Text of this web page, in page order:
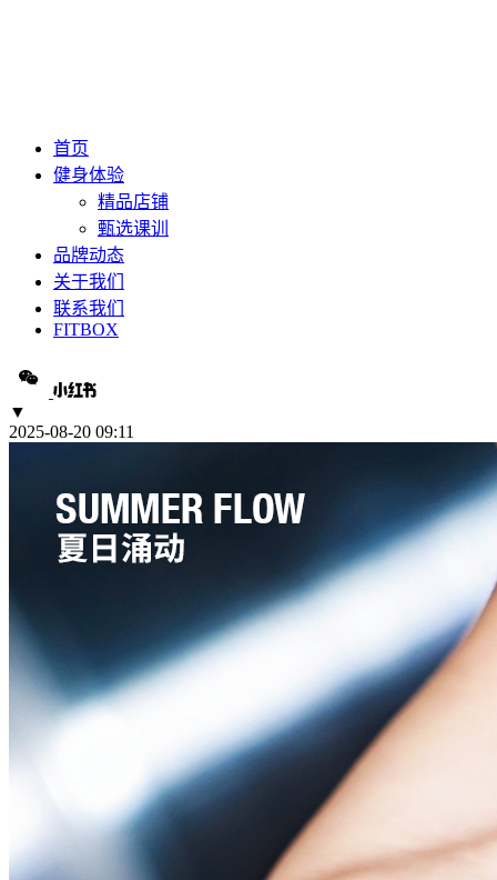
首页
健身体验
精品店铺
甄选课训
品牌动态
关于我们
联系我们
FITBOX
▼
2025-08-20 09:11